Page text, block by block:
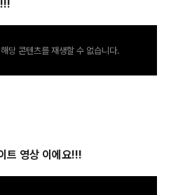
당 콘텐츠를 재생할 수 없습니다.
트 영상 이에요!!!